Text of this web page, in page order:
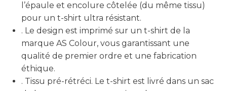
l’épaule et encolure côtelée (du même tissu)
pour un t-shirt ultra résistant.
. Le design est imprimé sur un t-shirt de la
marque AS Colour, vous garantissant une
qualité de premier ordre et une fabrication
éthique.
. Tissu pré-rétréci. Le t-shirt est livré dans un sac